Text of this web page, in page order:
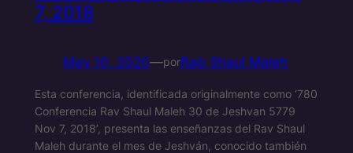
7, 2018
May 10, 2020—porRab Shaul Maleh
Esta conferencia, identificada originalmente como ‘780
Conferencia Rav Shaul Maleh 30 de Jeshvan 5779
Nov 7, 2018’, presenta las enseñanzas del Rav Shaul
Maleh durante el mes de Jeshván, conocido también